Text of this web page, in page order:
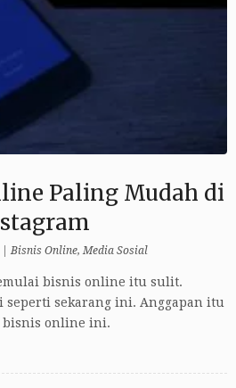
Paling Mudah di
|Bisnis Online,Media Sosial
bisnis online itu sulit.
seperti sekarang ini. Anggapan itu
bisnis online ini.